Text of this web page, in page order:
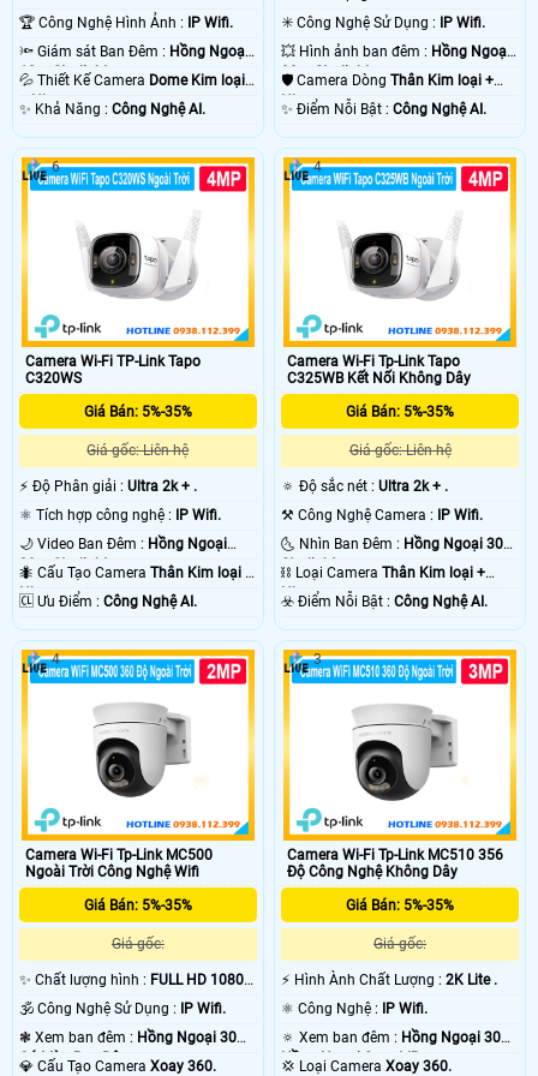
🏆 Công Nghệ Hình Ảnh : IP Wifi.
🔦 Giám sát Ban Đêm : Hồng Ngoại
10m Starlight.
💦 Thiết Kế Camera Dome Kim loại
+ Nhựa.
️✨ Khả Năng : Công Nghệ AI.
✳️ Công Nghệ Sử Dụng : IP Wifi.
💥 Hình ảnh ban đêm : Hồng Ngoại
30m Starlight.
🛡 Camera DòngThân Kim loại +
Nhựa.
️✨ Điểm Nỗi Bật :Công Nghệ AI.
Camera Wi-Fi TP-Link Tapo
C320WS
Giá Bán: 5%-35%
Giá gốc: Liên hệ
️⚡ Độ Phân giải : Ultra 2k + .
⚛️ Tích hợp công nghệ :
IP Wifi.
🌙 Video Ban Đêm : Hồng Ngoại
30m Starlight.
🐜 Cấu Tạo Camera Thân Kim loại +
Nhựa.
️🆑 Ưu Điểm : Công Nghệ AI.
6
Camera Wi-Fi Tp-Link Tapo
C325WB Kết Nối Không Dây
Giá Bán: 5%-35%
Giá gốc: Liên hệ
🔅 Độ sắc nét :Ultra 2k + .
⚒ Công Nghệ Camera :
IP Wifi.
🌜 Nhìn Ban Đêm : Hồng Ngoại 30m
Starlight.
⛓ Loại CameraThân Kim loại +
Nhựa.
️☣️ Điểm Nỗi Bật :Công Nghệ AI.
4
Camera Wi-Fi Tp-Link MC500
Ngoài Trời Công Nghệ Wifi
Giá Bán: 5%-35%
Giá gốc:
✨ Chất lượng hình : FULL HD 1080P
🕉️ Công Nghệ Sử Dụng : IP Wifi.
❃ Xem ban đêm : Hồng Ngoại 30m
Có Màu Ban Ðêm.
💎 Cấu Tạo Camera Xoay 360.
4
Camera Wi-Fi Tp-Link MC510 356
Độ Công Nghệ Không Dây
Giá Bán: 5%-35%
Giá gốc:
️⚡ Hình Ành Chất Lượng :2K Lite .
⚛️ Công Nghệ : IP Wifi.
🔅 Xem ban đêm : Hồng Ngoại 30m
Hồng Ngoại Smart IR.
💢 Loại CameraXoay 360.
3